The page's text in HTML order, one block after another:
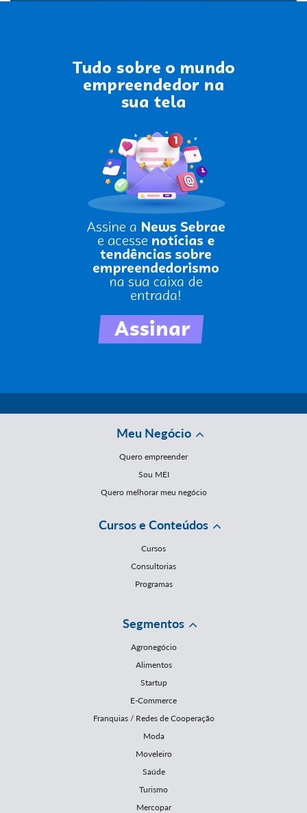
Meu Negócio
Quero empreender
Sou MEI
Quero melhorar meu negócio
Cursos e Conteúdos
Cursos
Consultorias
Programas
Segmentos
Agronegócio
Alimentos
Startup
E-Commerce
Franquias / Redes de Cooperação
Moda
Moveleiro
Saúde
Turismo
Mercopar